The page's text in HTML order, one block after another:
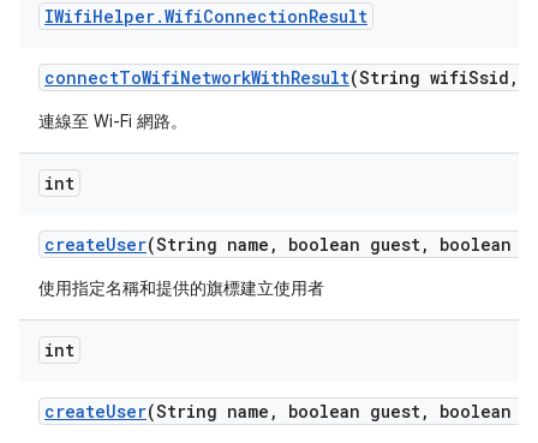
IWifiHelper.WifiConnectionResult
connectToWifiNetworkWithResult(String wifiSsid ,
連線至 Wi-Fi 網路。
int
createUser(String name , boolean guest, boolean
使用指定名稱和提供的旗標建立使用者
int
createUser(String name , boolean guest, boolean